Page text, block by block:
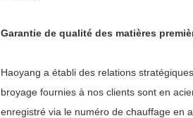
Garantie de qualité des matières
Haoyang a établi des relations
broyage fournies à nos clients sont en
enregistré via le numéro de chauffage en